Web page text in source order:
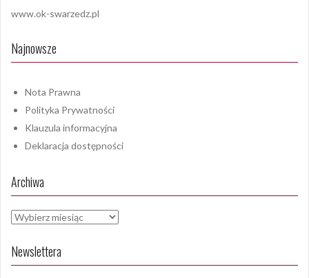
www.ok-swarzedz.pl
Najnowsze
Nota Prawna
Polityka Prywatności
Klauzula informacyjna
Deklaracja dostępności
Archiwa
Archiwa
Newslettera